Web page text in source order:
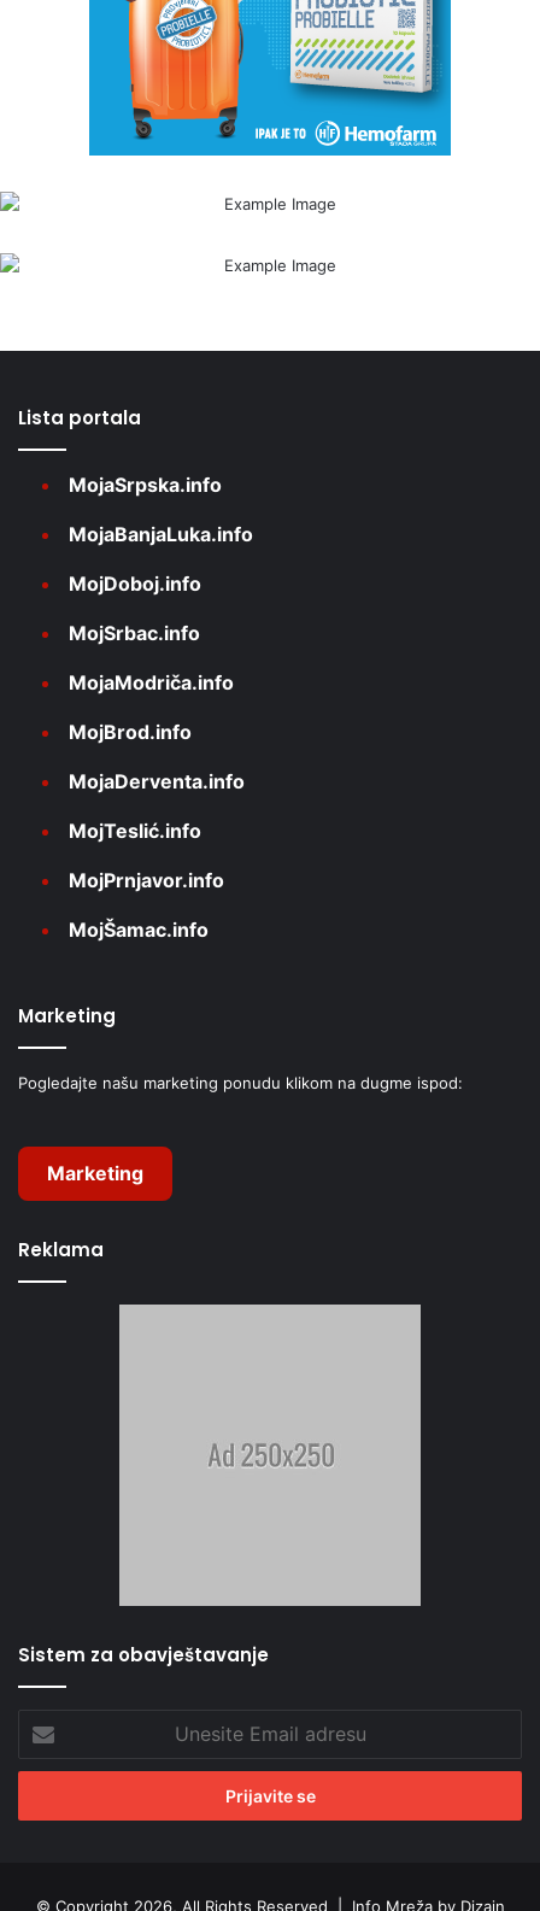
Lista portala
MojaSrpska.info
MojaBanjaLuka.info
MojDoboj.info
MojSrbac.info
MojaModriča.info
MojBrod.info
MojaDerventa.info
MojTeslić.info
MojPrnjavor.info
MojŠamac.info
Marketing
Pogledajte našu marketing ponudu klikom na dugme ispod:
Marketing
Reklama
Sistem za obavještavanje
Email
adresu
© Copyright 2026, All Rights Reserved | Info Mreža by Dizajn